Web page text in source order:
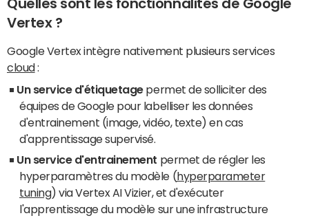
Quelles sont les fonctionnalités de Google
Vertex ?
Google Vertex intègre nativement plusieurs services
cloud :
Un service d'étiquetagepermet de solliciter des
équipes de Google pour labelliser les données
d'entrainement (image, vidéo, texte) en cas
d'apprentissage supervisé.
Un service d'entrainement permet de régler les
hyperparamètres du modèle ( hyperparameter
tuning) via Vertex AI Vizier, et d'exécuter
l'apprentissage du modèle sur une infrastructure